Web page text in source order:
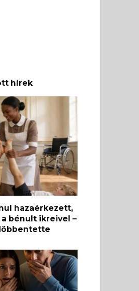
hírek
hazaérkezett,
bénult ikreivel –